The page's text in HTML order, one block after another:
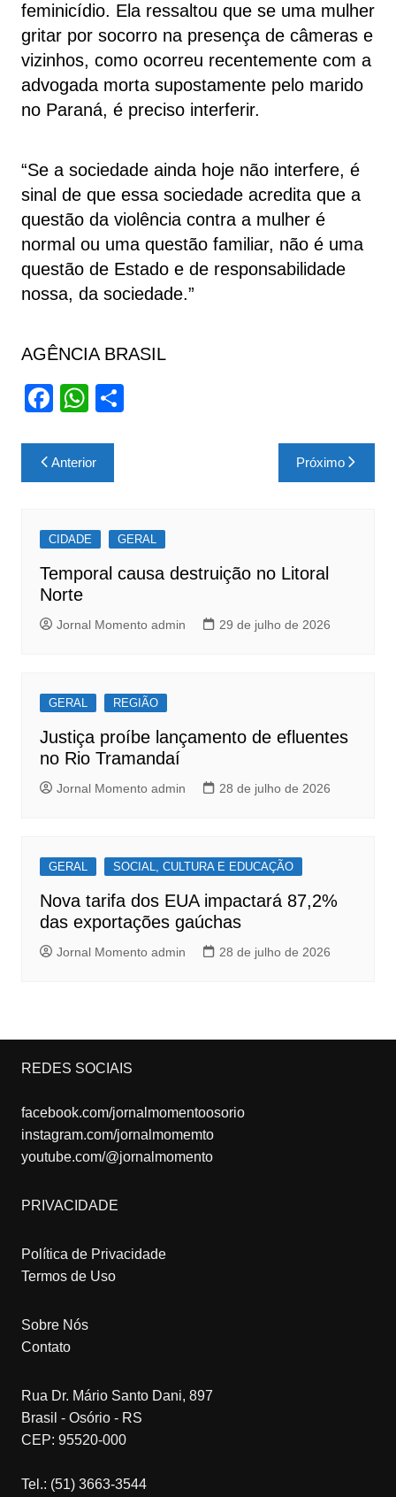
feminicídio. Ela ressaltou que se uma mulher
gritar por socorro na presença de câmeras e
vizinhos, como ocorreu recentemente com a
advogada morta supostamente pelo marido
no Paraná, é preciso interferir.
“Se a sociedade ainda hoje não interfere, é
sinal de que essa sociedade acredita que a
questão da violência contra a mulher é
normal ou uma questão familiar, não é uma
questão de Estado e de responsabilidade
nossa, da sociedade.”
AGÊNCIA BRASIL
F
c
e
o
o
k
W
at
s
p
p
S
Navegação
de
Anterior Próximo
CIDADE GERAL
Temporal causa destruição no Litoral
Norte
Jornal Momento admin 29 de julho de 2026
GERAL REGIÃO
Justiça proíbe lançamento de efluentes
no Rio Tramandaí
Jornal Momento admin 28 de julho de 2026
GERAL SOCIAL, CULTURA E EDUCAÇÃO
Nova tarifa dos EUA impactará 87,2%
das exportações gaúchas
Jornal Momento admin 28 de julho de 2026
REDES SOCIAIS
facebook.com/jornalmomentoosorio
instagram.com/jornalmomemto
youtube.com/@jornalmomento
PRIVACIDADE
Política de Privacidade
Termos de Uso
Sobre Nós
Contato
Rua Dr. Mário Santo Dani, 897
Brasil - Osório - RS
CEP: 95520-000
Tel.: (51) 3663-3544